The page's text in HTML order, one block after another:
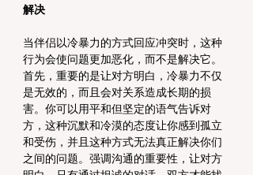
解决
当伴侣以冷暴力的方式回应冲突时，这种
行为会使问题更加恶化，而不是解决它。
首先，重要的是让对方明白，冷暴力不仅
是无效的，而且会对关系造成长期的损
害。你可以用平和但坚定的语气告诉对
方，这种沉默和冷漠的态度让你感到孤立
和受伤，并且这种方式无法真正解决你们
之间的问题。强调沟通的重要性，让对方